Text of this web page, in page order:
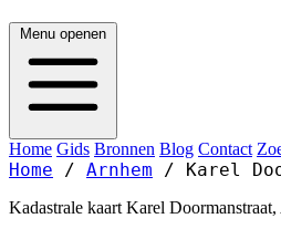
Menu openen
Home Gids Bronnen Blog Contact
Home / Arnhem / Karel
Kadastrale kaart Karel